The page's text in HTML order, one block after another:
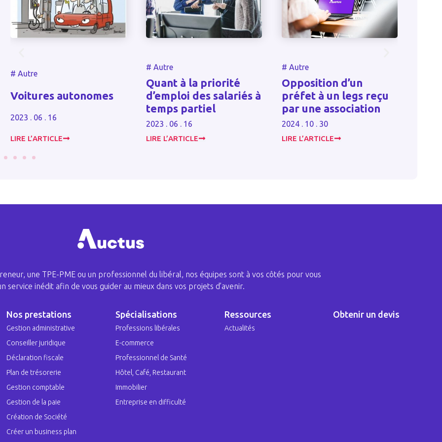
autonomes
. 16
Quant à la priorité
d’emploi des salariés à
temps partiel
2023 . 06 . 16
LIRE L’ARTICLE
Opposition d’un
préfet à un legs reçu
par une association
2024 . 10 . 30
LIRE L’ARTICLE
l’usurpation
web
une TPE-PME ou un professionnel du libéral, nos équipes sont à vos côtés pour vous
service inédit afin de vous guider au mieux dans vos projets d’avenir.
Nos prestations
Gestion administrative
Conseiller juridique
Déclaration fiscale
Plan de trésorerie
Gestion comptable
Gestion de la paie
Création de Société
Créer un business plan
Spécialisations
Professions libérales
E-commerce
Professionnel de Santé
Hôtel, Café, Restaurant
Immobilier
Entreprise en difficulté
Ressources
Actualités
Obtenir un devis